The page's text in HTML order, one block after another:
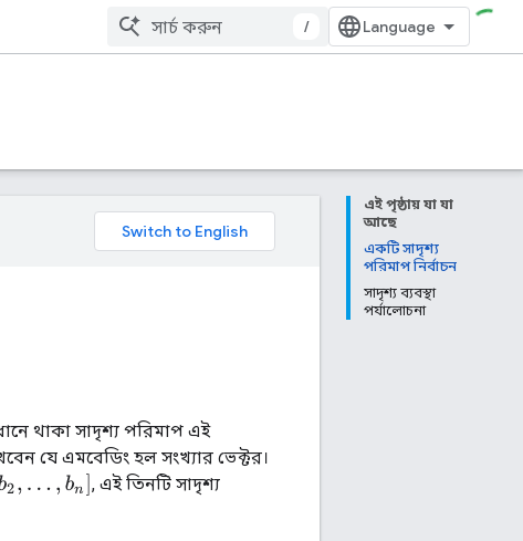
/
এই পৃষ্ঠায় যা যা
আছে
একটি সাদৃশ্য
পরিমাপ নির্বাচন
সাদৃশ্য ব্যবস্থা
পর্যালোচনা
থাকা সাদৃশ্য পরিমাপ এই
যে এমবেডিং হল সংখ্যার ভেক্টর।
bn]
, এই তিনটি সাদৃশ্য